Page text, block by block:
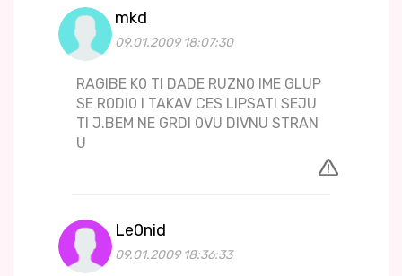
mkd
09.01.2009 18:07:30
RAGIBE K0 TI DADE RUZN0 IME GLUP
SE R0DI0 I TAKAV CES LIPSATI SEJU
TI J.BEM NE GRDI 0VU DIVNU STRAN
U
Le0nid
09.01.2009 18:36:33